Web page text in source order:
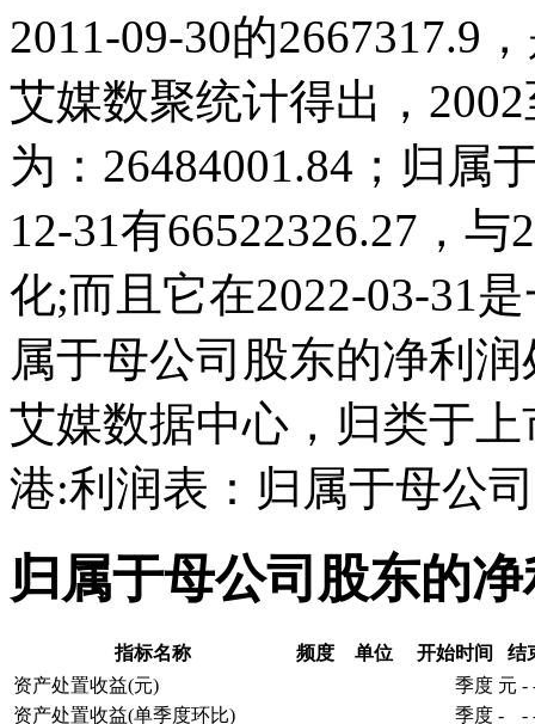
2011-09-30的2667317.9
艾媒数聚统计得出，
为：26484001.84；归属
12-31有66522326.27，
化;而且它在2022-03-31
属于母公司股东的净利
艾媒数据中心，归类于
港:利润表：归属于母公
归属于母公司股东的
指标名称 频度 单位 开始时间
结
资产处置收益(元)
季度 元 -
资产处置收益(单季度环比)
季度 - -